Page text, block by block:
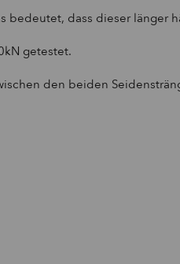
bedeutet, dass dieser länger
getestet.
den beiden